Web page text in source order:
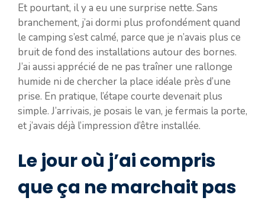
Et pourtant, il y a eu une surprise nette. Sans
branchement, j’ai dormi plus profondément quand
le camping s’est calmé, parce que je n’avais plus ce
bruit de fond des installations autour des bornes.
J’ai aussi apprécié de ne pas traîner une rallonge
humide ni de chercher la place idéale près d’une
prise. En pratique, l’étape courte devenait plus
simple. J’arrivais, je posais le van, je fermais la porte,
et j’avais déjà l’impression d’être installée.
Le jour où j’ai compris
que ça ne marchait pas